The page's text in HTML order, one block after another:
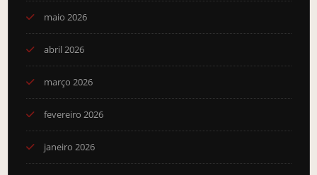
maio 2026
abril 2026
março 2026
fevereiro 2026
janeiro 2026